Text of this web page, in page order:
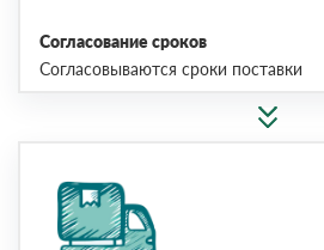
Согласование сроков
Согласовываются сроки поставки